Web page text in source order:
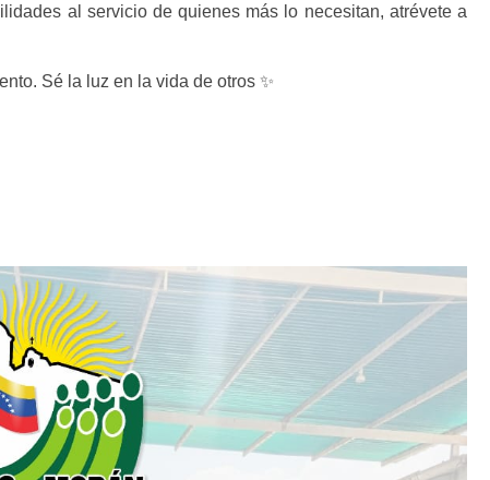
al servicio de quienes más lo necesitan, atrévete a
Sé la luz en la vida de otros ✨